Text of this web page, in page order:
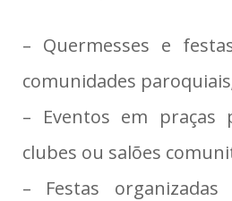
– Quermesses e
comunidades
– Eventos em praças
clubes ou salões
– Festas